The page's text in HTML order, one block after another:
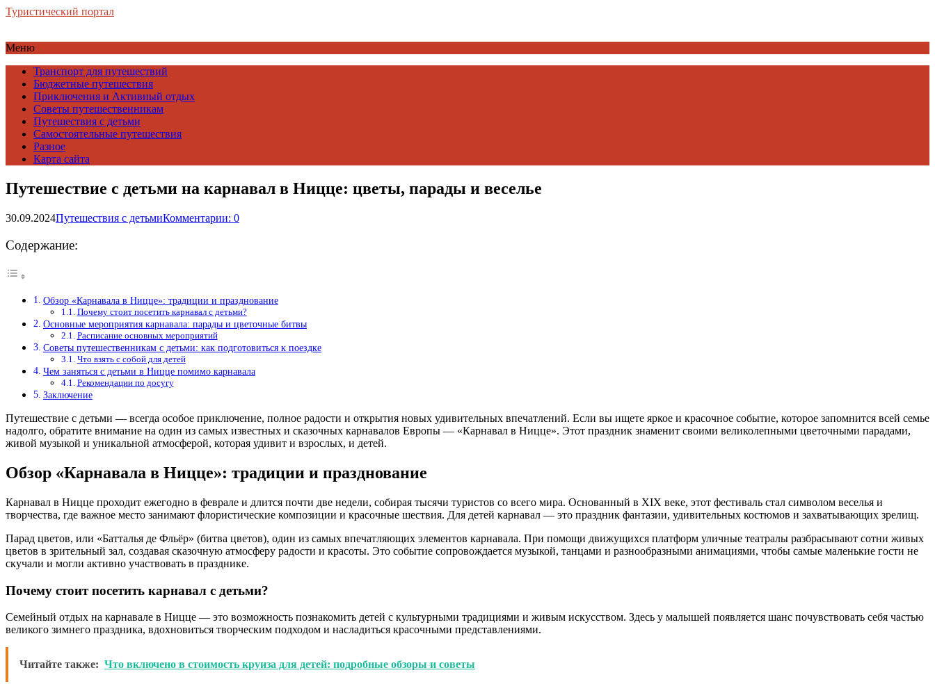
Туристический портал
Меню
Транспорт для путешествий
Бюджетные путешествия
Приключения и Активный отдых
Советы путешественникам
Путешествия с детьми
Самостоятельные путешествия
Разное
Карта сайта
Путешествие с детьми на карнавал в Ницце: цветы, парады и веселье
30.09.2024Путешествия с детьмиКомментарии: 0
Содержание:
Обзор «Карнавала в Ницце»: традиции и празднование
Почему стоит посетить карнавал с детьми?
Основные мероприятия карнавала: парады и цветочные битвы
Расписание основных мероприятий
Советы путешественникам с детьми: как подготовиться к поездке
Что взять с собой для детей
Чем заняться с детьми в Ницце помимо карнавала
Рекомендации по досугу
Заключение
Путешествие с детьми — всегда особое приключение, полное радости и открытия новых удивительных впечатлений. Если вы ищете яркое и красочное событие, которое запомнится всей семье
надолго, обратите внимание на один из самых известных и сказочных карнавалов Европы — «Карнавал в Ницце». Этот праздник знаменит своими великолепными цветочными парадами,
живой музыкой и уникальной атмосферой, которая удивит и взрослых, и детей.
Обзор «Карнавала в Ницце»: традиции и празднование
Карнавал в Ницце проходит ежегодно в феврале и длится почти две недели, собирая тысячи туристов со всего мира. Основанный в XIX веке, этот фестиваль стал символом веселья и
творчества, где важное место занимают флористические композиции и красочные шествия. Для детей карнавал — это праздник фантазии, удивительных костюмов и захватывающих зрелищ.
Парад цветов, или «Батталья де Фльёр» (битва цветов), один из самых впечатляющих элементов карнавала. При помощи движущихся платформ уличные театралы разбрасывают сотни живых
цветов в зрительный зал, создавая сказочную атмосферу радости и красоты. Это событие сопровождается музыкой, танцами и разнообразными анимациями, чтобы самые маленькие гости не
скучали и могли активно участвовать в празднике.
Почему стоит посетить карнавал с детьми?
Семейный отдых на карнавале в Ницце — это возможность познакомить детей с культурными традициями и живым искусством. Здесь у малышей появляется шанс почувствовать себя частью
великого зимнего праздника, вдохновиться творческим подходом и насладиться красочными представлениями.
Читайте также: Что включено в стоимость круиза для детей: подробные обзоры и советы